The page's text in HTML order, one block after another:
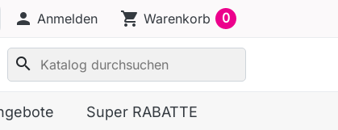
person Anmelden shopping_cart Warenkorb 0
search
Super RABATTE